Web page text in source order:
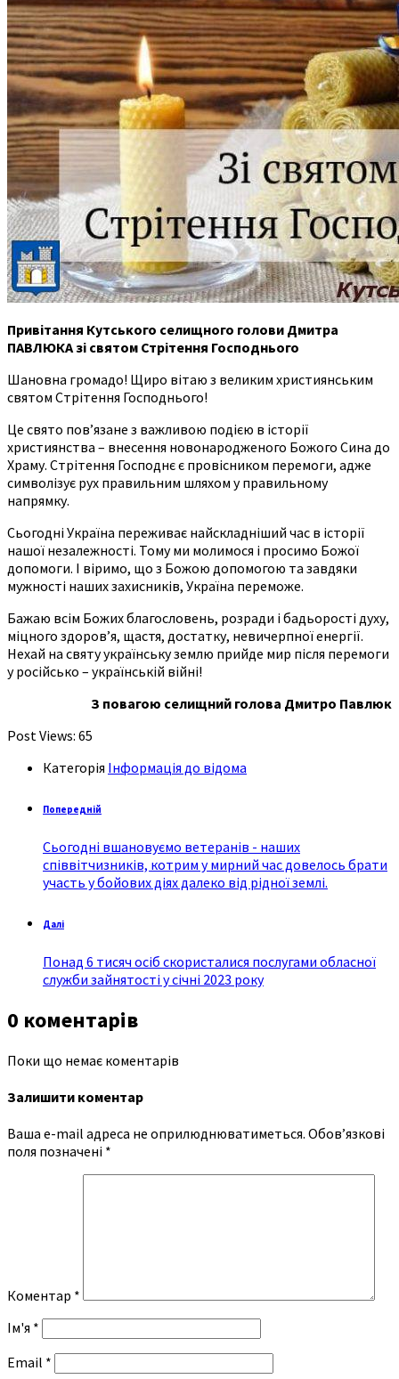
Привітання Кутського селищного голови Дмитра
ПАВЛЮКА зі святом Стрітення Господнього
Шановна громадо! Щиро вітаю з великим християнським
святом Стрітення Господнього!
Це свято пов’язане з важливою подією в історії
християнства – внесення новонародженого Божого Сина до
Храму. Стрітення Господнє є провісником перемоги, адже
символізує рух правильним шляхом у правильному
напрямку.
Сьогодні Україна переживає найскладніший час в історії
нашої незалежності. Тому ми молимося і просимо Божої
допомоги. І віримо, що з Божою допомогою та завдяки
мужності наших захисників, Україна переможе.
Бажаю всім Божих благословень, розради і бадьорості духу,
міцного здоров’я, щастя, достатку, невичерпної енергії.
Нехай на святу українську землю прийде мир після перемоги
у російсько – українській війні!
З повагою селищний голова Дмитро Павлюк
Post Views: 65
Категорія Інформація до відома
Попередній
Сьогодні вшановуємо ветеранів - наших
співвітчизників, котрим у мирний час довелось брати
участь у бойових діях далеко від рідної землі.
Далі
Понад 6 тисяч осіб скористалися послугами обласної
служби зайнятості у січні 2023 року
0 коментарів
Поки що немає коментарів
Залишити коментар
Ваша e-mail адреса не оприлюднюватиметься. Обов’язкові
поля позначені *
Коментар *
Ім'я *
Email *